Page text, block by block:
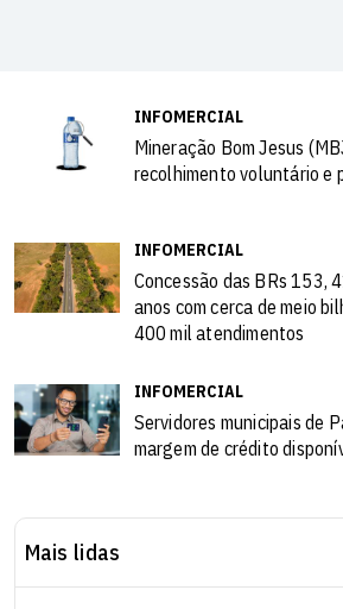
INFOMERCIAL
Mineração Bom Jesus
recolhimento voluntário e
INFOMERCIAL
Concessão das BRs 153,
anos com cerca de meio
400 mil atendimentos
INFOMERCIAL
Servidores municipais de
margem de crédito
Mais lidas